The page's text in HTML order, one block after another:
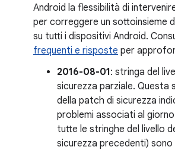
Android la flessibilità di
per correggere un sottoinsieme
su tutti i dispositivi Android.
frequenti e risposte per
2016-08-01: stringa del
sicurezza parziale. Questa
della patch di sicurezza
problemi associati al
tutte le stringhe del livello
sicurezza precedenti)